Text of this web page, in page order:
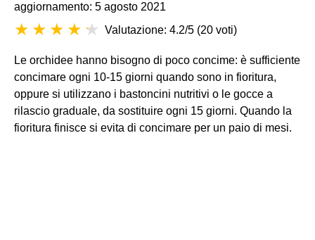
aggiornamento: 5 agosto 2021
Valutazione: 4.2/5 (20 voti)
Le orchidee hanno bisogno di poco concime: è sufficiente
concimare ogni 10-15 giorni quando sono in fioritura,
oppure si utilizzano i bastoncini nutritivi o le gocce a
rilascio graduale, da sostituire ogni 15 giorni. Quando la
fioritura finisce si evita di concimare per un paio di mesi.